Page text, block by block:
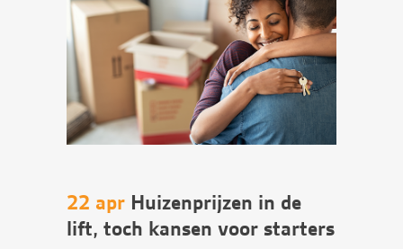
22 apr Huizenprijzen in de
lift, toch kansen voor starters